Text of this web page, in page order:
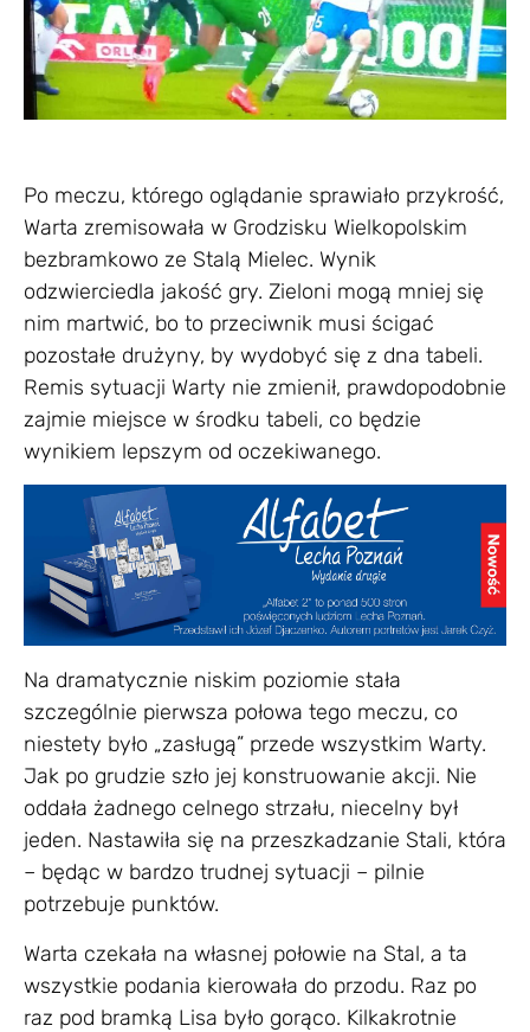
Po meczu, którego oglądanie sprawiało przykrość,
Warta zremisowała w Grodzisku Wielkopolskim
bezbramkowo ze Stalą Mielec. Wynik
odzwierciedla jakość gry. Zieloni mogą mniej się
nim martwić, bo to przeciwnik musi ścigać
pozostałe drużyny, by wydobyć się z dna tabeli.
Remis sytuacji Warty nie zmienił, prawdopodobnie
zajmie miejsce w środku tabeli, co będzie
wynikiem lepszym od oczekiwanego.
Na dramatycznie niskim poziomie stała
szczególnie pierwsza połowa tego meczu, co
niestety było „zasługą” przede wszystkim Warty.
Jak po grudzie szło jej konstruowanie akcji. Nie
oddała żadnego celnego strzału, niecelny był
jeden. Nastawiła się na przeszkadzanie Stali, która
– będąc w bardzo trudnej sytuacji – pilnie
potrzebuje punktów.
Warta czekała na własnej połowie na Stal, a ta
wszystkie podania kierowała do przodu. Raz po
raz pod bramką Lisa było gorąco. Kilkakrotnie